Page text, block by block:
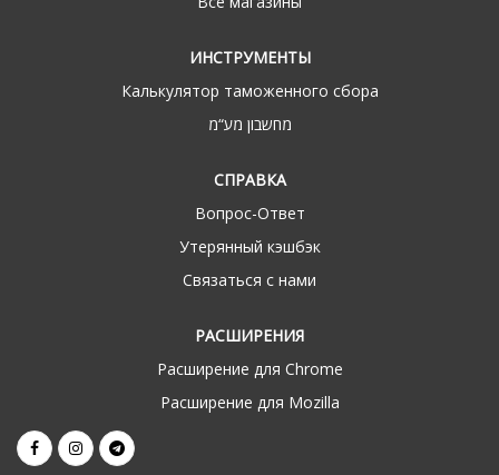
ИНСТРУМЕНТЫ
Калькулятор таможенного сбора
מחשבון מע“מ
СПРАВКА
Вопрос-Ответ
Утерянный кэшбэк
Связаться с нами
РАСШИРЕНИЯ
Расширение для Chrome
Расширение для Mozilla